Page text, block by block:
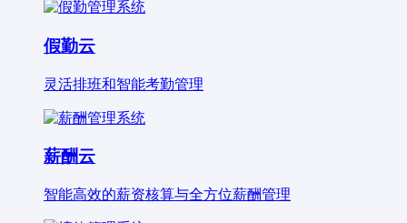
假勤云
灵活排班和智能考勤管理
薪酬云
智能高效的薪资核算与全方位薪酬管理